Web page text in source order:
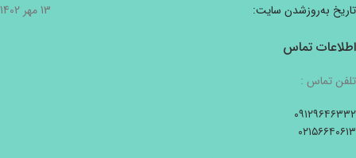
تاریخ به‌روزشدن سایت:
13 مهر 1402
اطلاعات تماس
تلفن تماس :
۰۹۱۲۹۶۴۶۳۳۲
۰۲۱۵۶۶۴۰۶۱۳